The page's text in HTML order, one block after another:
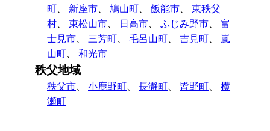
町
新座市 、鳩山町 、飯能市 、東秩父
村 、東松山市 日高市 、ふじみ野市 、富
士見市
三芳町 、毛呂山町 、吉見町
嵐
山町 、和光市
秩父地域
秩父市 、小鹿野町 、長瀞町 皆野町 、横
瀬町